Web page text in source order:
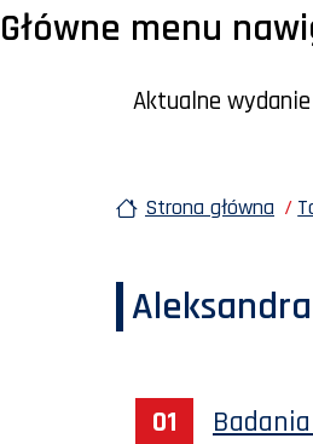
Główne menu
Aktualne wydanie
Strona główna